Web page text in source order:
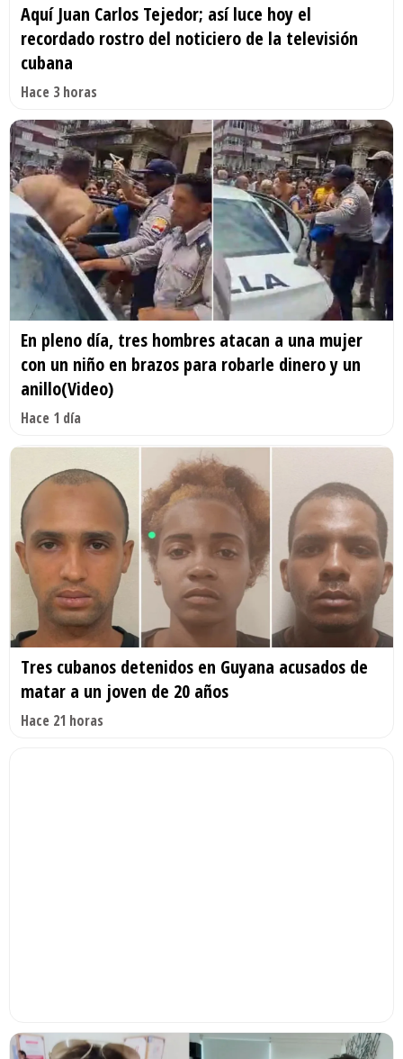
Aquí Juan Carlos Tejedor; así luce hoy el
recordado rostro del noticiero de la televisión
cubana
Hace 3 horas
En pleno día, tres hombres atacan a una mujer
con un niño en brazos para robarle dinero y un
anillo(Video)
Hace 1 día
Tres cubanos detenidos en Guyana acusados de
matar a un joven de 20 años
Hace 21 horas